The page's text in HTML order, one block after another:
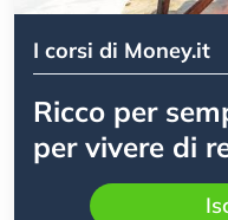
I corsi di Money.it
Ricco per
per vivere di